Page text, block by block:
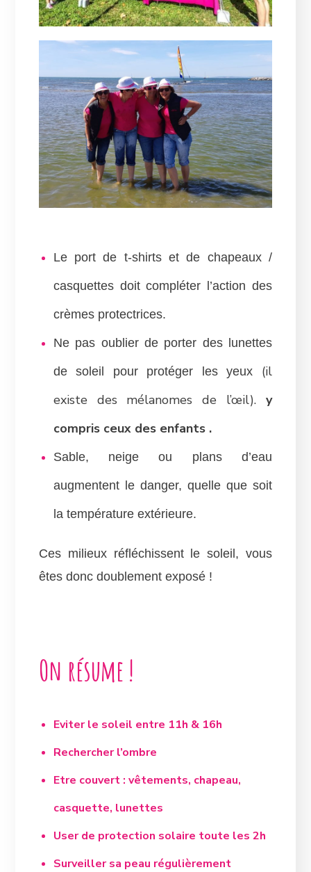
Le port de t-shirts et de chapeaux /
casquettes doit compléter l’action des
crèmes protectrices.
Ne pas oublier de porter des lunettes
de soleil pour protéger les yeux (il
existe des mélanomes de l’œil). y
compris ceux des enfants .
Sable, neige ou plans d’eau
augmentent le danger, quelle que soit
la température extérieure.
Ces milieux réfléchissent le soleil, vous
êtes donc doublement exposé !
On résume !
Eviter le soleil entre 11h & 16h
Rechercher l’ombre
Etre couvert : vêtements, chapeau,
casquette, lunettes
User de protection solaire toute les 2h
Surveiller sa peau régulièrement